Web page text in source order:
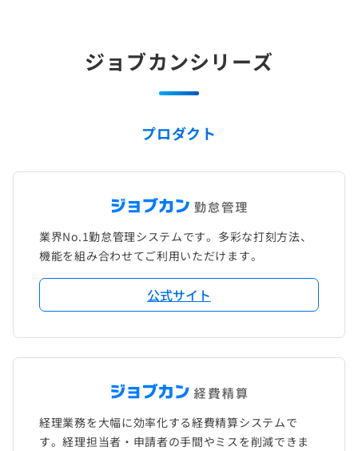
ジョブカンシリーズ
プロダクト
業界No.1勤怠管理システムです。多彩な打刻方法、
機能を組み合わせてご利用いただけます。
公式サイト
経理業務を大幅に効率化する経費精算システムで
す。経理担当者・申請者の手間やミスを削減できま